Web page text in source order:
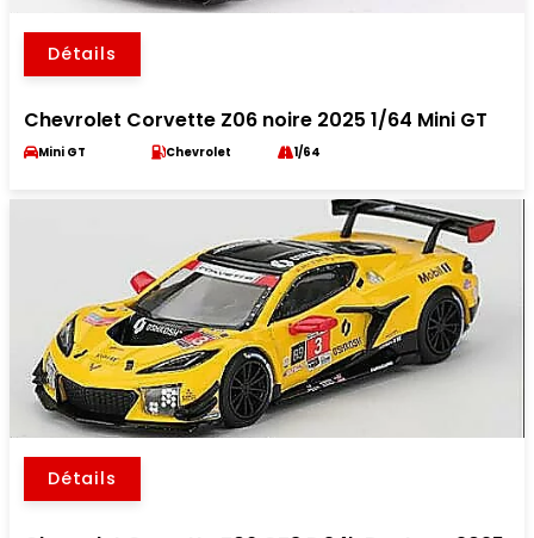
Détails
Chevrolet Corvette Z06 noire 2025 1/64 Mini GT
Mini GT Chevrolet 1/64
Détails